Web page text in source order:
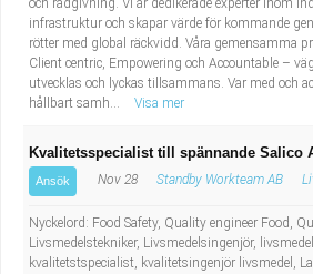
och rådgivning. Vi är dedikerade experter inom
infrastruktur och skapar värde för kommande
rötter med global räckvidd. Våra gemensamma
Client centric, Empowering och Accountable –
utvecklas och lyckas tillsammans. Var med och
hållbart samh...
Visa mer
Kvalitetsspecialist till spännande Salico
Ansök Nov 28 Standby Workteam AB
Nyckelord: Food Safety, Quality engineer Food,
Livsmedelstekniker, Livsmedelsingenjör,
kvalitetstspecialist, kvalitetsingenjör livsmedel,